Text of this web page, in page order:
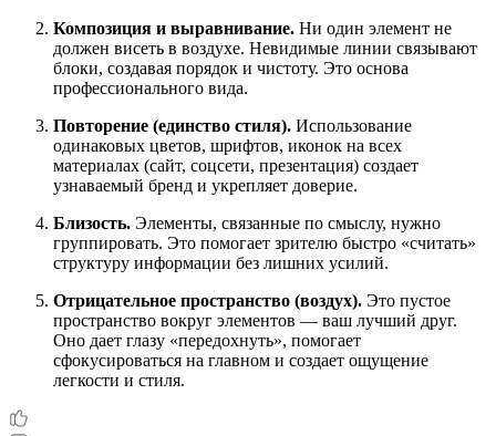
Композиция и выравнивание. Ни один элемент не
должен висеть в воздухе. Невидимые линии связывают
блоки, создавая порядок и чистоту. Это основа
профессионального вида.
Повторение (единство стиля). Использование
одинаковых цветов, шрифтов, иконок на всех
материалах (сайт, соцсети, презентация) создает
узнаваемый бренд и укрепляет доверие.
Близость. Элементы, связанные по смыслу, нужно
группировать. Это помогает зрителю быстро «считать»
структуру информации без лишних усилий.
Отрицательное пространство (воздух). Это пустое
пространство вокруг элементов — ваш лучший друг.
Оно дает глазу «передохнуть», помогает
сфокусироваться на главном и создает ощущение
легкости и стиля.